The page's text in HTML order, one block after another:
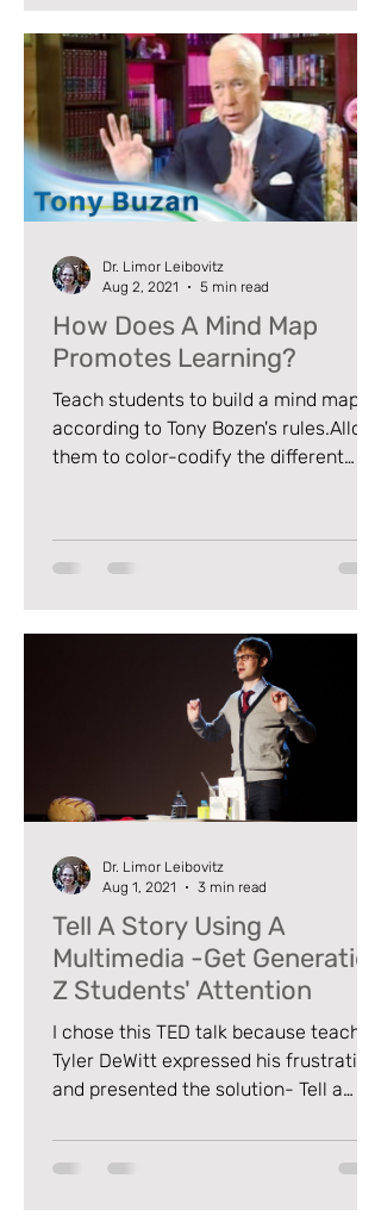
child can thrive.
How Does A Mind Map
Promotes Learning?
Teach students to build a mind map
according to Tony Bozen's rules.Allow
them to color-codify the different
Dr. Limor Leibovitz
Aug 2, 2021
5 min read
Tell A Story Using A
Multimedia -Get Generation
Z Students' Attention
I chose this TED talk because teacher
Tyler DeWitt expressed his frustration
and presented the solution- Tell a
Dr. Limor Leibovitz
Aug 1, 2021
3 min read